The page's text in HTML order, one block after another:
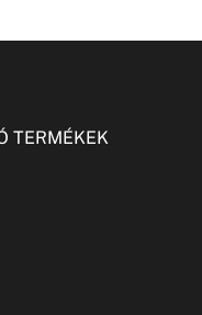
TERMÉKEK